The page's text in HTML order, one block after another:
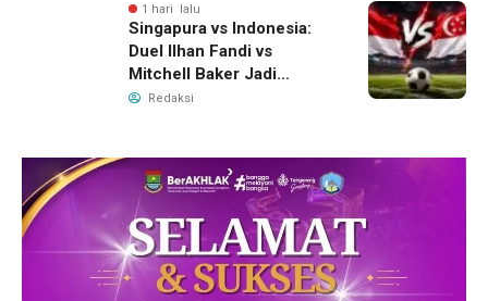
1 hari lalu
Singapura vs Indonesia:
Duel Ilhan Fandi vs
Mitchell Baker Jadi
Sorotan di Piala AFF 2026
Redaksi